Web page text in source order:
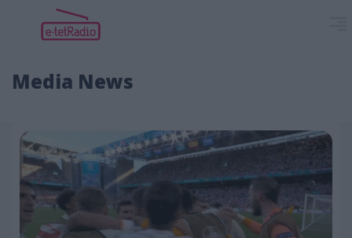
Media News